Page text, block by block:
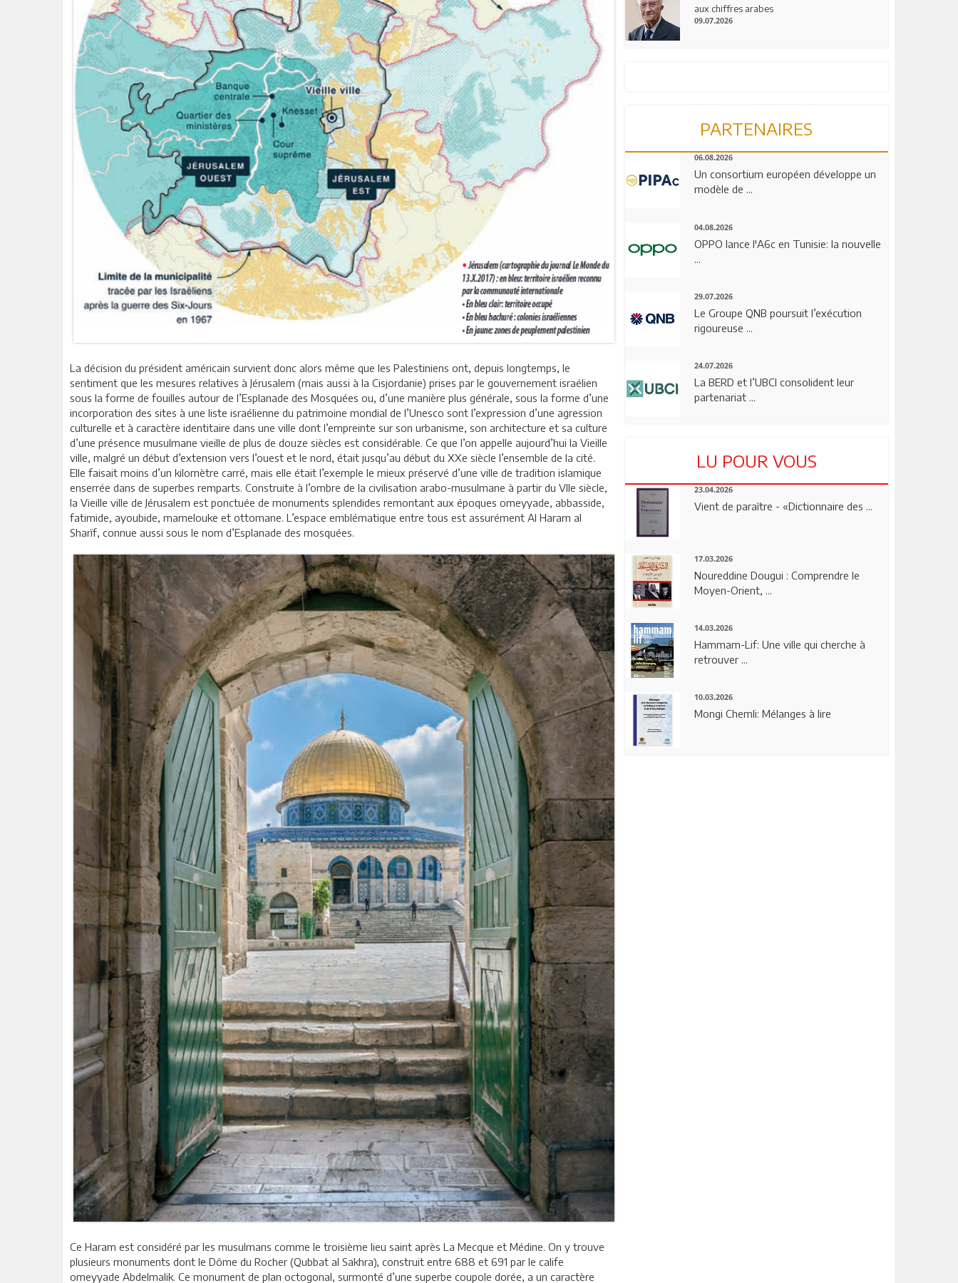
La décision du président américain survient donc alors même que les Palestiniens ont, depuis longtemps, le
sentiment que les mesures relatives à Jérusalem (mais aussi à la Cisjordanie) prises par le gouvernement israélien
sous la forme de fouilles autour de l’Esplanade des Mosquées ou, d’une manière plus générale, sous la forme d’une
incorporation des sites à une liste israélienne du patrimoine mondial de l’Unesco sont l’expression d’une agression
culturelle et à caractère identitaire dans une ville dont l’empreinte sur son urbanisme, son architecture et sa culture
d’une présence musulmane vieille de plus de douze siècles est considérable. Ce que l’on appelle aujourd’hui la Vieille
ville, malgré un début d’extension vers l’ouest et le nord, était jusqu’au début du XXe siècle l’ensemble de la cité.
Elle faisait moins d’un kilomètre carré, mais elle était l’exemple le mieux préservé d’une ville de tradition islamique
enserrée dans de superbes remparts. Construite à l’ombre de la civilisation arabo-musulmane à partir du VIIe siècle,
la Vieille ville de Jérusalem est ponctuée de monuments splendides remontant aux époques omeyyade, abbasside,
fatimide, ayoubide, mamelouke et ottomane. L’espace emblématique entre tous est assurément Al Haram al
Sharîf, connue aussi sous le nom d’Esplanade des mosquées.
Ce Haram est considéré par les musulmans comme le troisième lieu saint après La Mecque et Médine. On y trouve
plusieurs monuments dont le Dôme du Rocher (Qubbat al Sakhra), construit entre 688 et 691 par le calife
omeyyade Abdelmalik. Ce monument de plan octogonal, surmonté d’une superbe coupole dorée, a un caractère
aux chiffres arabes
09.07.2026
PARTENAIRES
06.08.2026
Un consortium européen développe un
modèle de ...
04.08.2026
OPPO lance l'A6c en Tunisie: la nouvelle
29.07.2026
Le Groupe QNB poursuit l’exécution
rigoureuse ...
24.07.2026
La BERD et l’UBCI consolident leur
partenariat ...
LU POUR VOUS
23.04.2026
Vient de paraître - «Dictionnaire des ...
17.03.2026
Noureddine Dougui : Comprendre le
Moyen-Orient, ...
14.03.2026
Hammam-Lif: Une ville qui cherche à
retrouver ...
10.03.2026
Mongi Chemli: Mélanges à lire